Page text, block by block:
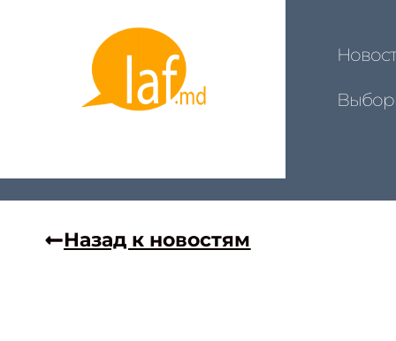
Назад к новостям